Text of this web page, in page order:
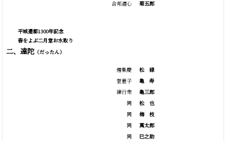
合邦道心 菊五郎
平城遷都1300年記念
春をよぶ二月堂お水取り
二、達陀（だったん）
僧集慶
堂童子
練行衆
同
同
同
同
松
緑
亀
寿
亀三郎
松
也
梅
枝
萬太郎
巳之助